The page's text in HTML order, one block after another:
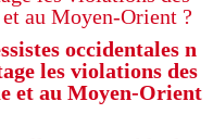
occidentales n
les violations des
et au Moyen-Orient